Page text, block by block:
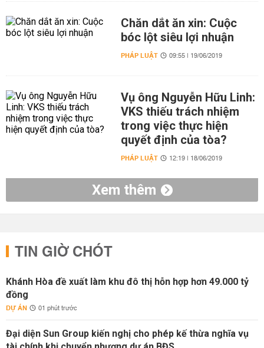
Chăn dắt ăn xin: Cuộc
bóc lột siêu lợi nhuận
PHÁP LUẬT 09:55 | 19/06/2019
Vụ ông Nguyễn Hữu Linh:
VKS thiếu trách nhiệm
trong việc thực hiện
quyết định của tòa?
PHÁP LUẬT 12:19 | 18/06/2019
Xem thêm
TIN GIỜ CHÓT
Khánh Hòa đề xuất làm khu đô thị hỗn hợp hơn 49.000 tỷ
đồng
DỰ ÁN 01 phút trước
Đại diện Sun Group kiến nghị cho phép kế thừa nghĩa vụ